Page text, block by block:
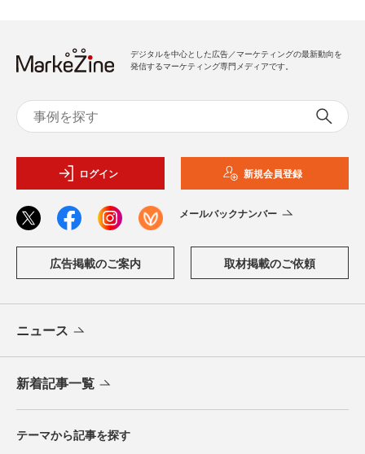
デジタルを中心とした広告／マーケティングの最新動向を
発信するマーケティング専門メディアです。
ログイン 新規会員登録
メールバックナンバー
広告掲載のご案内 取材掲載のご依頼
ニュース
新着記事一覧
テーマから記事を探す